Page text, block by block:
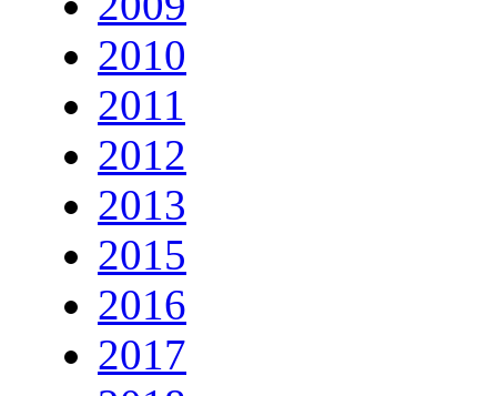
2010
2011
2012
2013
2015
2016
2017